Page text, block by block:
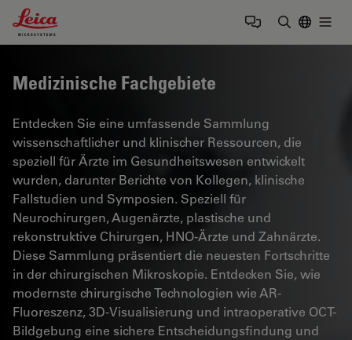
Leica Microsystems Logo
Medizinische Fachgebiete
Entdecken Sie eine umfassende Sammlung
wissenschaftlicher und klinischer Ressourcen, die
speziell für Ärzte im Gesundheitswesen entwickelt
wurden, darunter Berichte von Kollegen, klinische
Fallstudien und Symposien. Speziell für
Neurochirurgen, Augenärzte, plastische und
rekonstruktive Chirurgen, HNO-Ärzte und Zahnärzte.
Diese Sammlung präsentiert die neuesten Fortschritte
in der chirurgischen Mikroskopie. Entdecken Sie, wie
modernste chirurgische Technologien wie AR-
Fluoreszenz, 3D-Visualisierung und intraoperative OCT-
Bildgebung eine sichere Entscheidungsfindung und